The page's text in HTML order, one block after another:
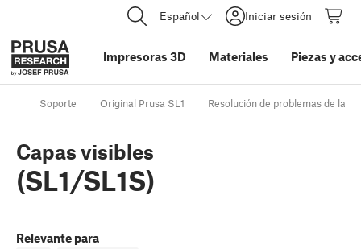
Español Iniciar sesión
Impresoras 3D Materiales Piezas y
Soporte Original Prusa SL1 Resolución de problemas de la
Capas visibles
(SL1/SL1S)
Relevante para